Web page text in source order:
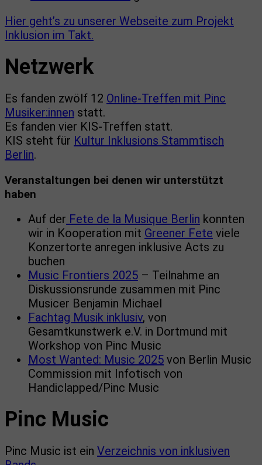
Hier geht’s zu unserer Webseite zum Projekt
Inklusion im Takt.
Netzwerk
Es fanden zwölf 12 Online-Treffen mit Pinc
Musiker:innen statt.
Es fanden vier KIS-Treffen statt.
KIS steht für Kultur Inklusions Stammtisch
Berlin.
Veranstaltungen bei denen wir unterstützt
haben
Auf der Fete de la Musique Berlin konnten
wir in Kooperation mit Greener Fete viele
Konzertorte anregen inklusive Acts zu
buchen
Music Frontiers 2025 – Teilnahme an
Diskussionsrunde zusammen mit Pinc
Musicer Benjamin Michael
Fachtag Musik inklusiv, von
Gesamtkunstwerk e.V. in Dortmund mit
Workshop von Pinc Music
Most Wanted: Music 2025 von Berlin Music
Commission mit Infotisch von
Handiclapped/Pinc Music
Pinc Music
Pinc Music ist ein Verzeichnis von inklusiven